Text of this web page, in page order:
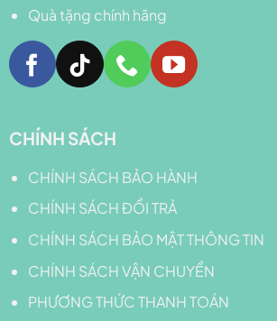
Quà tặng chính hãng
CHÍNH SÁCH
CHÍNH SÁCH BẢO HÀNH
CHÍNH SÁCH ĐỔI TRẢ
CHÍNH SÁCH BẢO MẬT THÔNG TIN
CHÍNH SÁCH VẬN CHUYỂN
PHƯƠNG THỨC THANH TOÁN